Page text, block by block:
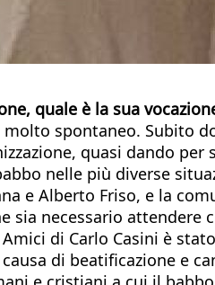
quale è la sua
molto spontaneo. Subito
quasi dando
nelle più diverse
e Alberto Friso, e la
sia necessario attendere
di Carlo Casini è
di beatificazione e